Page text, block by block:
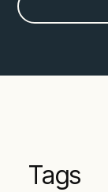
Tags